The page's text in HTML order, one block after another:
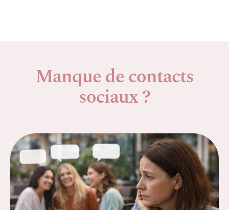
Manque de contacts
sociaux ?